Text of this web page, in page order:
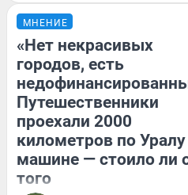
МНЕНИЕ
«Нет некрасивых
городов, есть
Путешественники
проехали 2000
километров по Уралу
машине — стоило ли
того